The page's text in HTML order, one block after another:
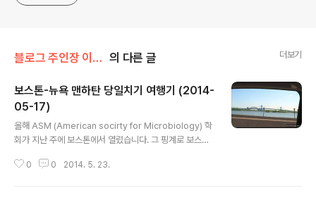
블로그 주인장 이야기/인생은 여행 의 다른 글 더보기
보스톤-뉴욕 맨하탄 당일치기 여행기 (2014-
05-17)
올해 ASM (American socirty for Microbiology) 학
회가 지난 주에 보스톤에서 열렸습니다. 그 핑계로 보스톤
뉴욕은 차로 3시간 반 정도 걸리는데 워낙 막히는 구간이
0 0 2014. 5. 23.